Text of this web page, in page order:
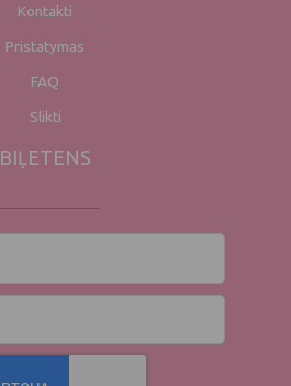
Kontakti
Pristatymas
FAQ
Slikti
BIĻETENS